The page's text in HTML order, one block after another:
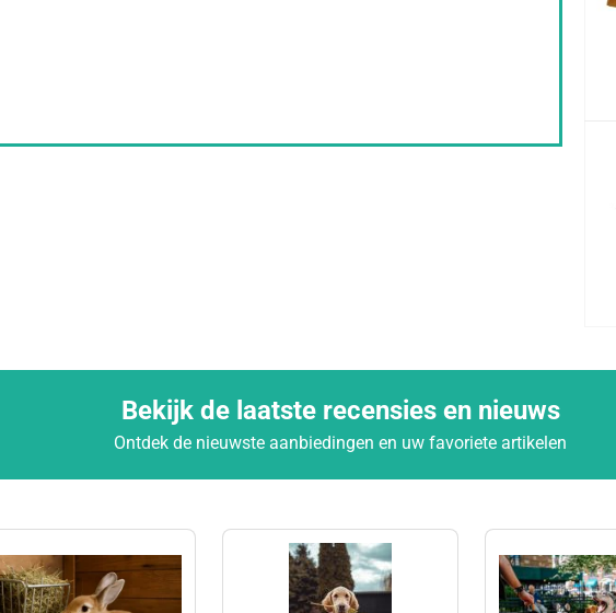
Bekijk de laatste recensies en nieuws
Ontdek de nieuwste aanbiedingen en uw favoriete artikelen